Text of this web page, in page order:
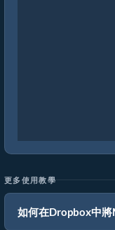
更多使用教學
如何在Dropbox中將